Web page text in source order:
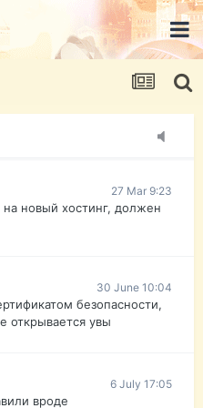
https://pasport-ua.com/
VPN сайт и форум
27 Mar 9:23
новый хостинг, должен
30 June 10:04
безопасности,
открывается увы
6 July 17:05
вроде